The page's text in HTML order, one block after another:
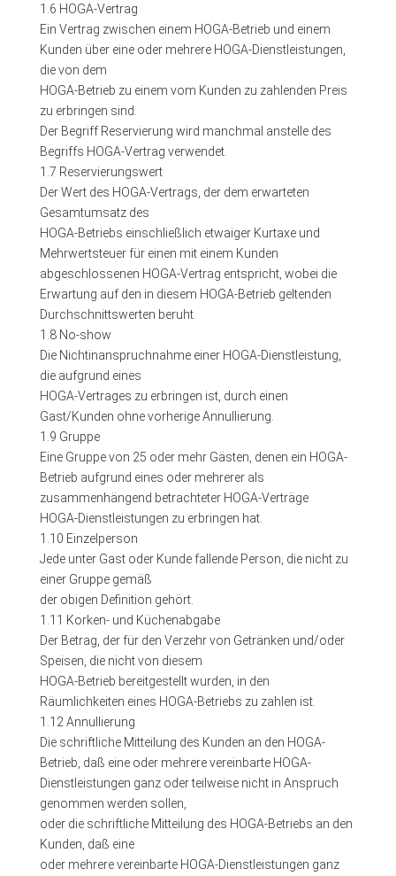
1.6 HOGA-Vertrag
Ein Vertrag zwischen einem HOGA-Betrieb und einem
Kunden über eine oder mehrere HOGA-Dienstleistungen,
die von dem
HOGA-Betrieb zu einem vom Kunden zu zahlenden Preis
zu erbringen sind.
Der Begriff Reservierung wird manchmal anstelle des
Begriffs HOGA-Vertrag verwendet.
1.7 Reservierungswert
Der Wert des HOGA-Vertrags, der dem erwarteten
Gesamtumsatz des
HOGA-Betriebs einschließlich etwaiger Kurtaxe und
Mehrwertsteuer für einen mit einem Kunden
abgeschlossenen HOGA-Vertrag entspricht, wobei die
Erwartung auf den in diesem HOGA-Betrieb geltenden
Durchschnittswerten beruht.
1.8 No-show
Die Nichtinanspruchnahme einer HOGA-Dienstleistung,
die aufgrund eines
HOGA-Vertrages zu erbringen ist, durch einen
Gast/Kunden ohne vorherige Annullierung.
1.9 Gruppe
Eine Gruppe von 25 oder mehr Gästen, denen ein HOGA-
Betrieb aufgrund eines oder mehrerer als
zusammenhängend betrachteter HOGA-Verträge
HOGA-Dienstleistungen zu erbringen hat.
1.10 Einzelperson
Jede unter Gast oder Kunde fallende Person, die nicht zu
einer Gruppe gemäß
der obigen Definition gehört.
1.11 Korken- und Küchenabgabe
Der Betrag, der für den Verzehr von Getränken und/oder
Speisen, die nicht von diesem
HOGA-Betrieb bereitgestellt wurden, in den
Räumlichkeiten eines HOGA-Betriebs zu zahlen ist.
1.12 Annullierung
Die schriftliche Mitteilung des Kunden an den HOGA-
Betrieb, daß eine oder mehrere vereinbarte HOGA-
Dienstleistungen ganz oder teilweise nicht in Anspruch
genommen werden sollen,
oder die schriftliche Mitteilung des HOGA-Betriebs an den
Kunden, daß eine
oder mehrere vereinbarte HOGA-Dienstleistungen ganz